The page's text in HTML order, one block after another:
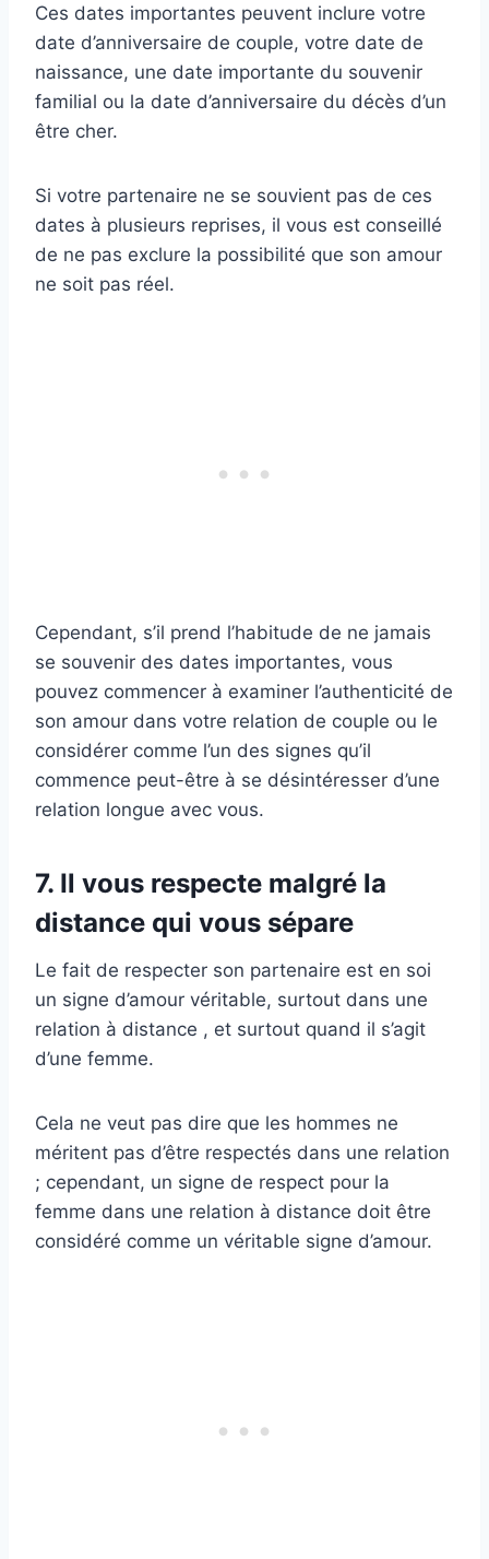
Ces dates importantes peuvent inclure votre
date d’anniversaire de couple, votre date de
naissance, une date importante du souvenir
familial ou la date d’anniversaire du décès d’un
être cher.
Si votre partenaire ne se souvient pas de ces
dates à plusieurs reprises, il vous est conseillé
de ne pas exclure la possibilité que son amour
ne soit pas réel.
Cependant, s’il prend l’habitude de ne jamais
se souvenir des dates importantes, vous
pouvez commencer à examiner l’authenticité de
son amour dans votre relation de couple ou le
considérer comme l’un des signes qu’il
commence peut-être à se désintéresser d’une
relation longue avec vous.
7. Il vous respecte malgré la
distance qui vous sépare
Le fait de respecter son partenaire est en soi
un signe d’amour véritable, surtout dans une
relation à distance , et surtout quand il s’agit
d’une femme.
Cela ne veut pas dire que les hommes ne
méritent pas d’être respectés dans une relation
; cependant, un signe de respect pour la
femme dans une relation à distance doit être
considéré comme un véritable signe d’amour.